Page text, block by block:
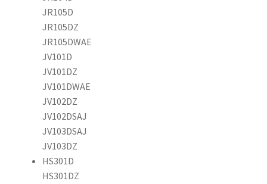
JR105D
JR105DZ
JR105DWAE
JV101D
JV101DZ
JV101DWAE
JV102DZ
JV102DSAJ
JV103DSAJ
JV103DZ
HS301D
HS301DZ